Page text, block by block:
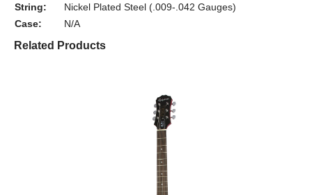
String:
Nickel Plated Steel (.009-.042 Gauges)
Case:
N/A
Related Products